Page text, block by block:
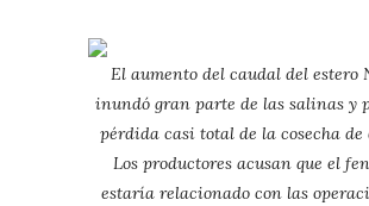
El aumento del caudal del estero
inundó gran parte de las salinas y
pérdida casi total de la cosecha de
Los productores acusan que el
estaría relacionado con las